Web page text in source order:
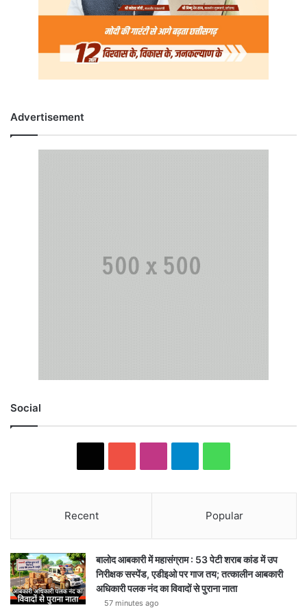
Advertisement
Social
Recent Popular
बालोद आबकारी में महासंग्राम : 53 पेटी शराब कांड में उप
निरीक्षक सस्पेंड, एडीइओ पर गाज तय; तत्कालीन आबकारी
अधिकारी पलक नंद का विवादों से पुराना नाता
57 minutes ago